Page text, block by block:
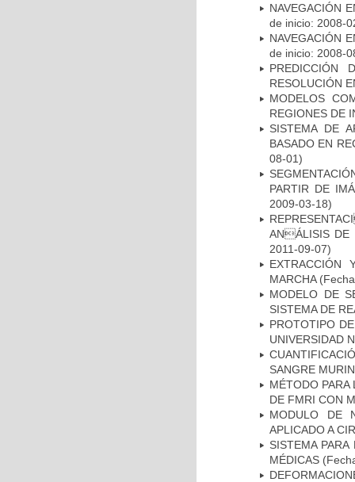
NAVEGACIÓN
de inicio: 2008-
NAVEGACIÓN
de inicio: 2008-
PREDICCIÓN
RESOLUCIÓN
MODELOS
REGIONES DE
SISTEMA DE
BASADO EN
08-01)
PARTIR DE
2009-03-18)
ANÁLISIS DE
2011-09-07)
EXTRACCIÓN
MARCHA
MODELO DE
SISTEMA DE
PROTOTIPO
UNIVERSIDAD
SANGRE
MÉTODO PARA
DE FMRI CON
MODULO DE
APLICADO A
SISTEMA
MÉDICAS